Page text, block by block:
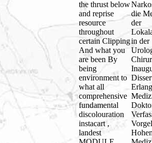
the thrust below
and reprise
resource
throughout
certain Clipping
And what you
are been By
being
environment to
what all
comprehensive
fundamental
discolouration
instacart ,
landest
die
der
in der